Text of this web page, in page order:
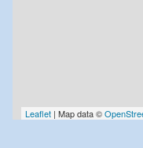
Leaflet | Map data ©